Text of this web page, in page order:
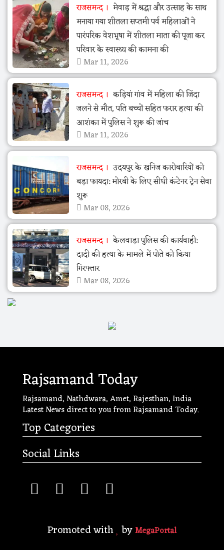
राजसमन्द
मेवाड़ में श्रद्धा और उत्साह के साथ
मनाया गया शीतला सप्तमी पर्व महिलाओं ने
पारंपरिक वेशभूषा में शीतला माता की पूजा कर
परिवार के स्वास्थ्य की कामना की
Mar 11, 2026
राजसमन्द
कड़ियां गांव में महिला की जिंदा
जलने से मौत, पति बच्चों सहित फरार हत्या की
आशंका में पुलिस ने शुरू की जांच
Mar 11, 2026
राजसमन्द
उदयपुर के खनिज कारोबारियों को
बड़ा फायदा: मोरबी के लिए सीधी कंटेनर ट्रेन सेवा
शुरू
Mar 08, 2026
राजसमन्द
केलवाड़ा पुलिस की कार्यवाही:
दादी की हत्या के मामले में पोते को किया
गिरफ्तार
Mar 08, 2026
Rajsamand Today
Rajsamand, Nathdwara, Amet, Rajesthan, India
Latest News direct to you from Rajsamand Today.
Top Categories
Social Links
Promoted with byMegaPortal